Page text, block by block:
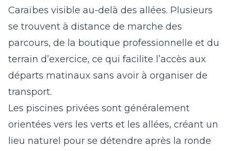
Caraïbes visible au-delà des allées. Plusieurs
se trouvent à distance de marche des
parcours, de la boutique professionnelle et du
terrain d’exercice, ce qui facilite l’accès aux
départs matinaux sans avoir à organiser de
transport.
Les piscines privées sont généralement
orientées vers les verts et les allées, créant un
lieu naturel pour se détendre après la ronde